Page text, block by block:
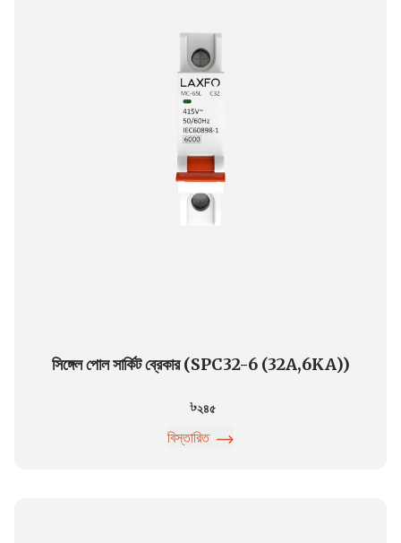
সিঙ্গেল পোল সার্কিট ব্রেকার (SPC32-6 (32A,6KA))
২৪৫
বিস্তারিত